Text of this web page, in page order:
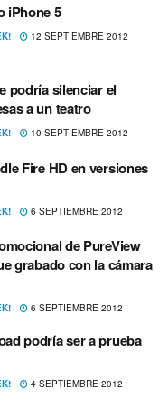
iPhone 5
12 SEPTIEMBRE 2012
podrí­a silenciar el
a un teatro
10 SEPTIEMBRE 2012
Fire HD en versiones
6 SEPTIEMBRE 2012
de PureView
grabado con la cámara
6 SEPTIEMBRE 2012
podrí­a ser a prueba
4 SEPTIEMBRE 2012